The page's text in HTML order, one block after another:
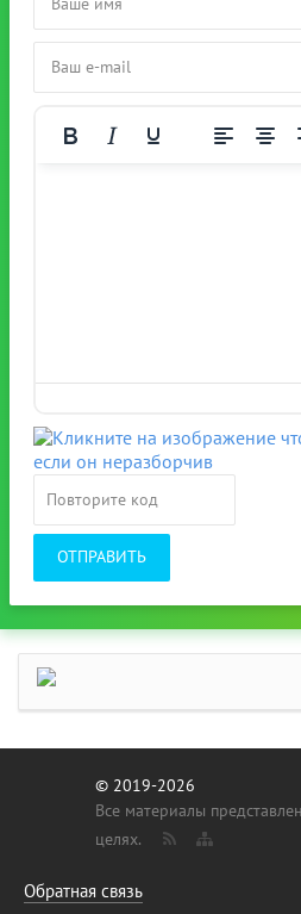
ОТПРАВИТЬ
© 2019-2026
Все материалы
целях.
Обратная связь